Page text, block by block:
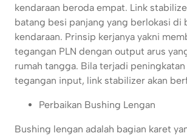
kendaraan beroda empat. Link
batang besi panjang yang berlokasi di
kendaraan. Prinsip kerjanya yakni
tegangan PLN dengan output arus
rumah tangga. Bila terjadi
tegangan input, link stabilizer akan
Perbaikan Bushing Lengan
Bushing lengan adalah bagian karet